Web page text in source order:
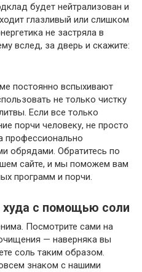
будет нейтрализован и
глазливый или слишком
не застряла в
вслед, за дверь и скажите:
постоянно вспыхивают
не только чистку
Если все только
порчи человеку, не просто
профессионально
обрядами. Обратитесь по
сайте, и мы поможем вам
программ и порчи.
худа с помощью соли
Посмотрите сами на
— наверняка вы
соль таким образом.
знаком с нашими